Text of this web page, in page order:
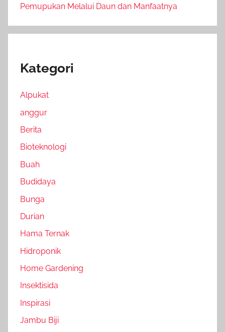
Pemupukan Melalui Daun dan Manfaatnya
Kategori
Alpukat
anggur
Berita
Bioteknologi
Buah
Budidaya
Bunga
Durian
Hama Ternak
Hidroponik
Home Gardening
Insektisida
Inspirasi
Jambu Biji